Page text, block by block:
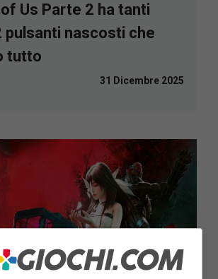
Us Parte 2 ha tanti
pulsanti nascosti che
tutto
31 Dicembre 2025